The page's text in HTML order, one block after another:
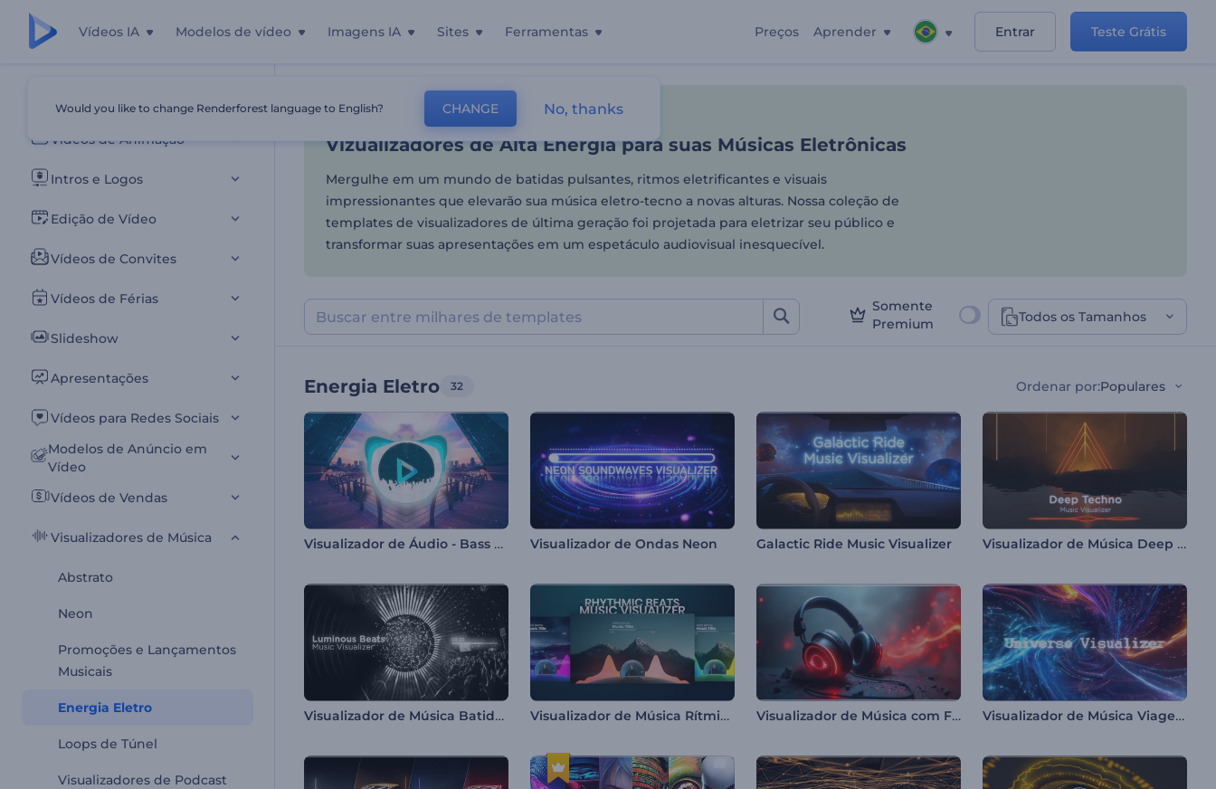
Vídeos IA Modelos de vídeo Imagens IA Sites Ferramentas Preços Aprender Entrar Teste Grátis
Todos os templates
Vídeos de Animação
Intros e Logos
Edição de Vídeo
Vídeos de Convites
Vídeos de Férias
Slideshow
Apresentações
Vídeos para Redes Sociais
Modelos de Anúncio em
Vídeo
Vídeos de Vendas
Visualizadores de Música
Abstrato
Neon
Promoções e Lançamentos
Musicais
Energia Eletro
Loops de Túnel
Visualizadores de Podcast
Vizualizadores de Alta Energia para suas Músicas Eletrônicas
Início Templates Visualizadores De Música Energia Eletro
Vizualizadores de Alta Energia para suas Músicas Eletrônicas
Mergulhe em um mundo de batidas pulsantes, ritmos eletrificantes e visuais
impressionantes que elevarão sua música eletro-tecno a novas alturas. Nossa coleção de
templates de visualizadores de última geração foi projetada para eletrizar seu público e
transformar suas apresentações em um espetáculo audiovisual inesquecível.
Somente
Premium
Todos os Tamanhos
Energia Eletro 32 Ordenar por:Populares
Visualizador de Áudio - Bass Drops Visualizador de Ondas Neon Galactic Ride Music Visualizer Visualizador de Música Deep Techno
Visualizador de Música Batidas Luminosas Visualizador de Música Rítmica Visualizador de Música com Fones de Ouvido Rítmicos Visualizador de Música Viagem Galáctica
Would you like to change Renderforest language to English? CHANGE No, thanks